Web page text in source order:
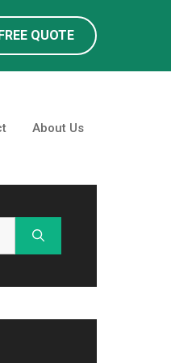
QUOTE
About Us